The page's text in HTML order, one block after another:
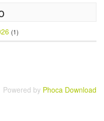
(1)
Powered by Phoca Download